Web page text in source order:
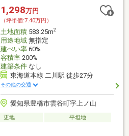
1,298万円
（坪単価:7.40万円）
土地面積583.25m2
用途地域無指定
建ぺい率60%
容積率200%
建築条件なし
東海道本線 二川駅 徒歩27分
その他の交通
愛知県豊橋市雲谷町字上ノ山
更地
平坦地